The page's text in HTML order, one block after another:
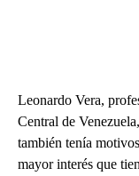
Leonardo Vera,
Central de
también tenía
mayor interés que